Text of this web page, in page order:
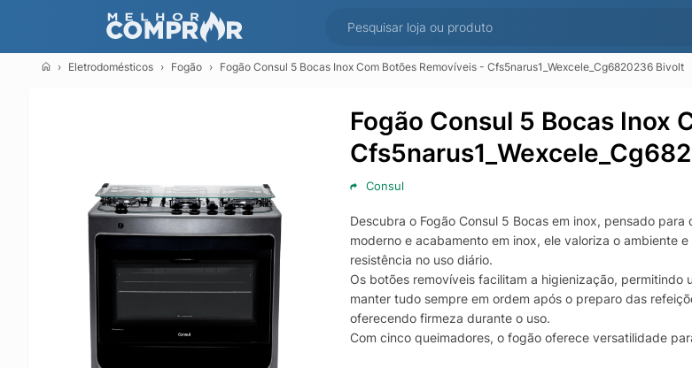
Eletrodomésticos Fogão Fogão Consul 5 Bocas Inox Com Botões Removíveis - Cfs5narus1_Wexcele_Cg6820236 Bivolt
Fogão Consul 5 Bocas Inox
Consul
Descubra o Fogão Consul 5 Bocas em inox, pensado
moderno e acabamento em inox, ele valoriza o ambiente
resistência no uso diário.
Os botões removíveis facilitam a higienização,
manter tudo sempre em ordem após o preparo das
oferecendo firmeza durante o uso.
Com cinco queimadores, o fogão oferece versatilidade
cozimentos mais elaborados. A distribuição eficiente